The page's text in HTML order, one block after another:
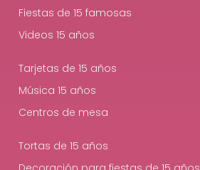
Fiestas de 15 famosas
Videos 15 años
Tarjetas de 15 años
Música 15 años
Centros de mesa
Tortas de 15 años